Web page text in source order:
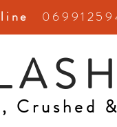
Crushed